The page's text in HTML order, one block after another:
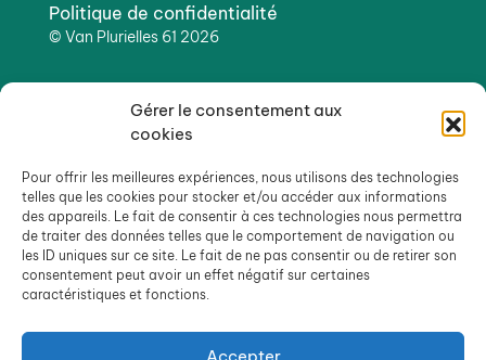
Gérer le consentement aux
cookies
Pour offrir les meilleures expériences, nous utilisons des technologies
telles que les cookies pour stocker et/ou accéder aux informations
des appareils. Le fait de consentir à ces technologies nous permettra
de traiter des données telles que le comportement de navigation ou
les ID uniques sur ce site. Le fait de ne pas consentir ou de retirer son
consentement peut avoir un effet négatif sur certaines
caractéristiques et fonctions.
Accepter
Politique de confidentialité
© Van Plurielles 61 2026